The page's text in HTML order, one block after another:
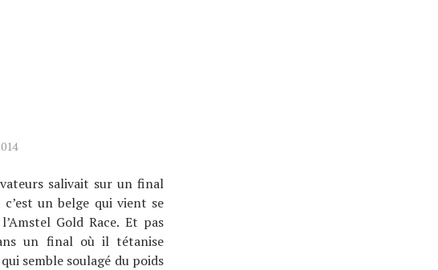
salivait sur un final
un belge qui vient se
Gold Race. Et pas
un final où il tétanise
semble soulagé du poids